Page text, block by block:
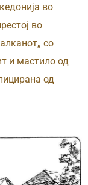
во
во
со
и мастило од
од